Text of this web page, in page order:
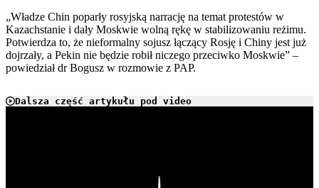
„Władze Chin poparły rosyjską narrację na temat protestów w
Kazachstanie i dały Moskwie wolną rękę w stabilizowaniu reżimu.
Potwierdza to, że nieformalny sojusz łączący Rosję i Chiny jest już
dojrzały, a Pekin nie będzie robił niczego przeciwko Moskwie” –
powiedział dr Bogusz w rozmowie z PAP.
Dalsza część artykułu pod video